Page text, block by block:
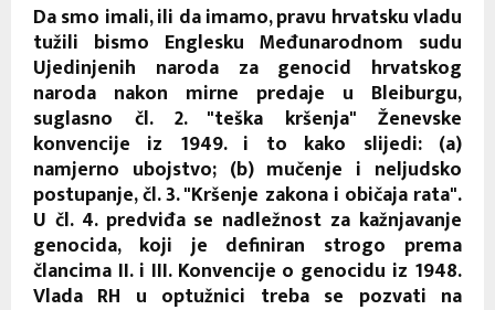
Da smo imali, ili da imamo, pravu hrvatsku vladu
tužili bismo Englesku Međunarodnom sudu
Ujedinjenih naroda za genocid hrvatskog
naroda nakon mirne predaje u Bleiburgu,
suglasno čl. 2. "teška kršenja" Ženevske
konvencije iz 1949. i to kako slijedi: (a)
namjerno ubojstvo; (b) mučenje i neljudsko
postupanje, čl. 3. "Kršenje zakona i običaja rata".
U čl. 4. predviđa se nadležnost za kažnjavanje
genocida, koji je definiran strogo prema
člancima II. i III. Konvencije o genocidu iz 1948.
Vlada RH u optužnici treba se pozvati na